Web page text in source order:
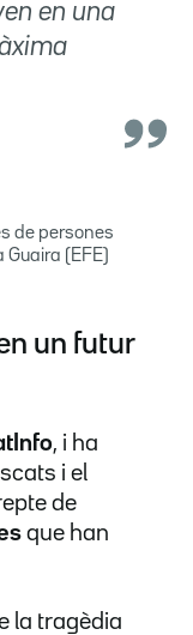
en una
de persones
(EFE)
un futur
, i ha
i el
de
que han
la tragèdia